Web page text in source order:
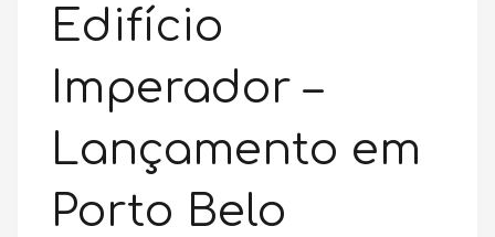
Edifício
Imperador –
Lançamento em
Porto Belo